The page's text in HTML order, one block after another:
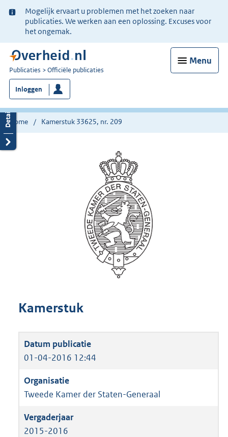
Ter
informatie:
Mogelijk ervaart u problemen met het zoeken naar
publicaties. We werken aan een oplossing. Excuses voor
het ongemak.
Menu
U
bent
nu
hier:
Publicaties Officiële publicaties
Inloggen
Home Kamerstuk 33625, nr. 209
Kamerstuk
01-04-2016 12:44
Tweede Kamer der Staten-Generaal
2015-2016